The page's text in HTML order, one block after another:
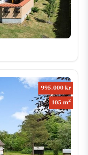
995.000 kr
105 m2